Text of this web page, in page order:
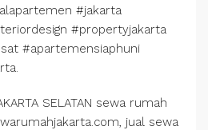
#jakarta
#propertyjakarta
#apartemensiaphuni
SELATAN sewa rumah
jual sewa